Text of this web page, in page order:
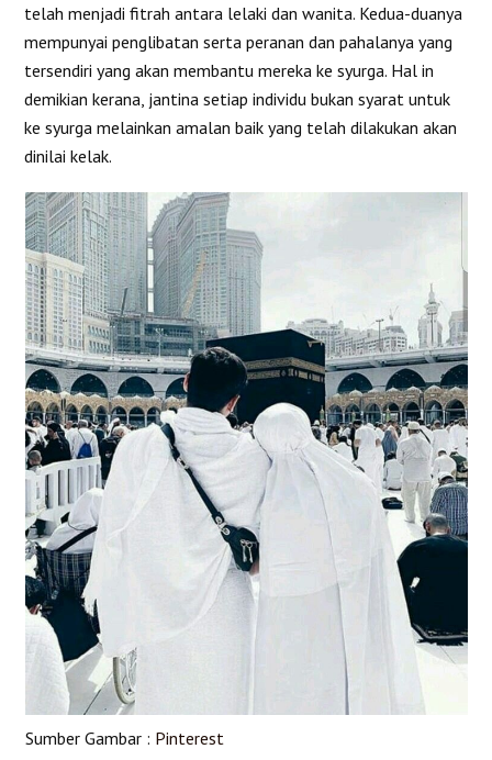
telah menjadi fitrah antara lelaki dan wanita. Kedua-duanya
mempunyai penglibatan serta peranan dan pahalanya yang
tersendiri yang akan membantu mereka ke syurga. Hal in
demikian kerana, jantina setiap individu bukan syarat untuk
ke syurga melainkan amalan baik yang telah dilakukan akan
dinilai kelak.
Sumber Gambar : Pinterest